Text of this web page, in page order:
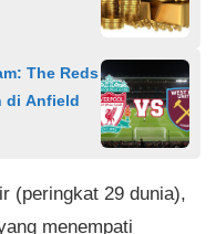
The Reds
di Anfield
(peringkat 29 dunia),
menempati